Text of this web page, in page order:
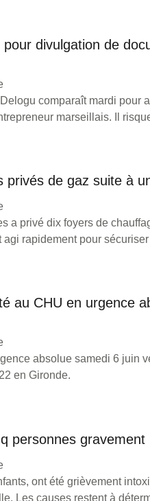
divulgation de
comparaît mardi pour
marseillais. Il
privés de gaz suite à
a privé dix foyers de
rapidement pour
au CHU en urgence
absolue samedi 6 juin
en Gironde.
personnes gravement
ont été grièvement
Les causes restent à